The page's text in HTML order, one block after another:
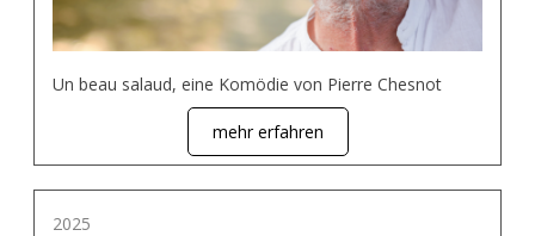
Un beau salaud, eine Komödie von Pierre Chesnot
mehr erfahren
2025